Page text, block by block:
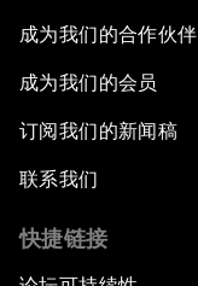
成为我们的合作伙伴
成为我们的会员
订阅我们的新闻稿
联系我们
快捷链接